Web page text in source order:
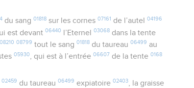
du sang 01818sur les cornes 07161 de l’autel 04196
est devant06440 l’Eternel03068 dans la tente
08210 08799 tout le sang01818 du taureau06499 au
05930, qui est à l’entrée06607 de la tente0168
02459 du taureau 06499 expiatoire 02403, la graisse